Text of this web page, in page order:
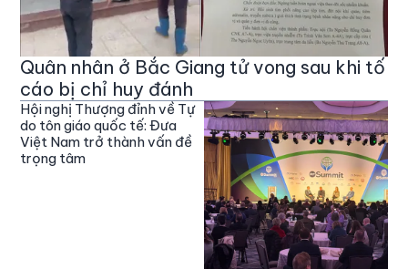
Quân nhân ở Bắc Giang tử vong sau khi tố
cáo bị chỉ huy đánh
Hội nghị Thượng đỉnh về Tự
do tôn giáo quốc tế: Đưa
Việt Nam trở thành vấn đề
trọng tâm